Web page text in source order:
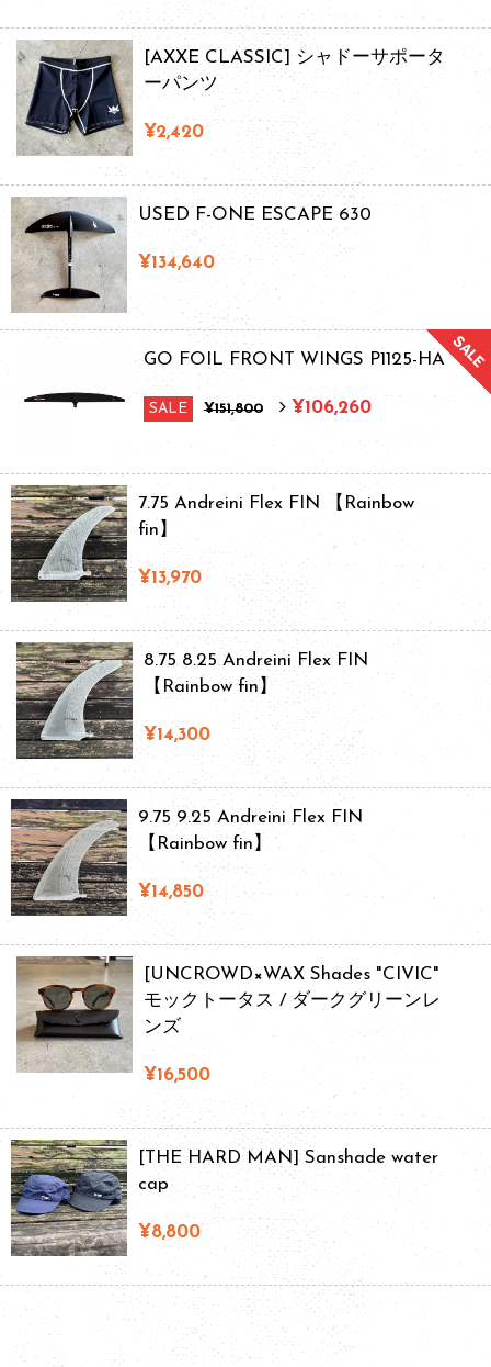
[AXXE CLASSIC] シャドーサポータ
ーパンツ
¥2,420
USED F-ONE ESCAPE 630
¥134,640
GO FOIL FRONT WINGS P1125-HA
SALE ¥151,800 ¥106,260
7.75 Andreini Flex FIN 【Rainbow
fin】
¥13,970
8.75 8.25 Andreini Flex FIN
【Rainbow fin】
¥14,300
9.75 9.25 Andreini Flex FIN
【Rainbow fin】
¥14,850
[UNCROWD×WAX Shades "CIVIC"
モックトータス / ダークグリーンレ
ンズ
¥16,500
[THE HARD MAN] Sanshade water
cap
¥8,800